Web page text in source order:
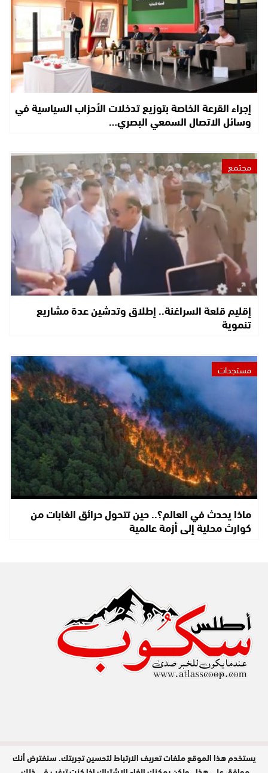
إجراء القرعة الخاصة بتوزيع تدخلات الأحزاب السياسية في
وسائل الاتصال السمعي البصري…
مجتمع
إقليم قلعة السراغنة.. إطلاق وتدشين عدة مشاريع
تنموية
مستجدات
ماذا يحدث في العالم؟.. حين تتحول حرائق الغابات من
كوارث محلية إلى أزمة عالمية
مدير النشر : عبد الله عزي / جميع الحقوق
محفوظة © 2026
يستخدم هذا الموقع ملفات تعريف الارتباط لتحسين تجربتك. سنفترض أنك